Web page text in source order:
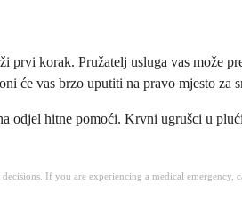
prvi korak. Pružatelj usluga vas može
će vas brzo uputiti na pravo mjesto za
odjel hitne pomoći. Krvni ugrušci u
If you are experiencing a medical emergency,